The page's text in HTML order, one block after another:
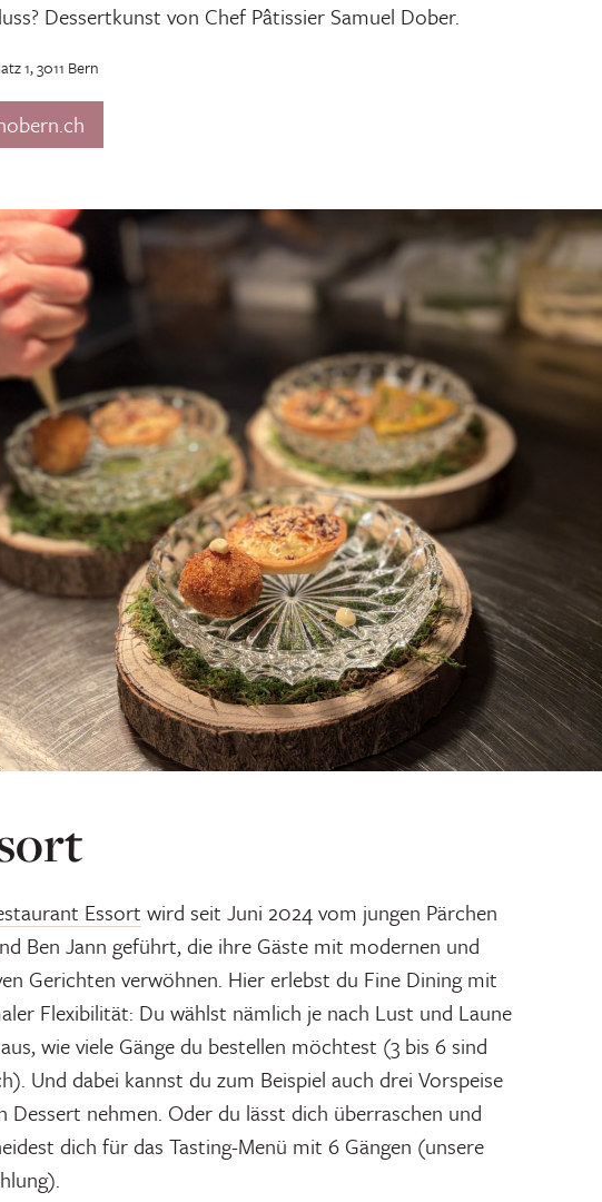
Dessertkunst von Chef Pâtissier Samuel Dober.
1, 3011 Bern
Essort wird seit Juni 2024 vom jungen Pärchen
Ben Jann geführt, die ihre Gäste mit modernen und
Gerichten verwöhnen. Hier erlebst du Fine Dining mit
Flexibilität: Du wählst nämlich je nach Lust und Laune
wie viele Gänge du bestellen möchtest (3 bis 6 sind
Und dabei kannst du zum Beispiel auch drei Vorspeise
Dessert nehmen. Oder du lässt dich überraschen und
dich für das Tasting-Menü mit 6 Gängen (unsere